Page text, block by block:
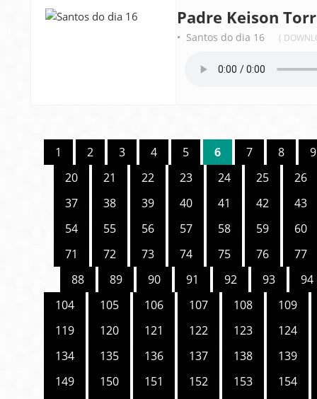
Padre Keison
• Santos do dia 16 (
1 2 3 4 5 6 7 8
9
20
21 22 23 24 25
26
37
38 39 40 41 42
43
54
55 56 57 58 59
60
71
72 73 74 75 76
77
88
89 90 91 92 93
94
104
105 106 107 108
109
119
120 121 122 123
124
134
135 136 137 138
139
149
150 151 152 153
154